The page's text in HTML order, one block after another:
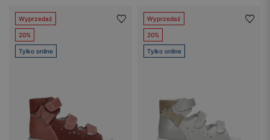
Wyprzedaż
20%
Tylko online
Wyprzedaż
20%
Tylko online